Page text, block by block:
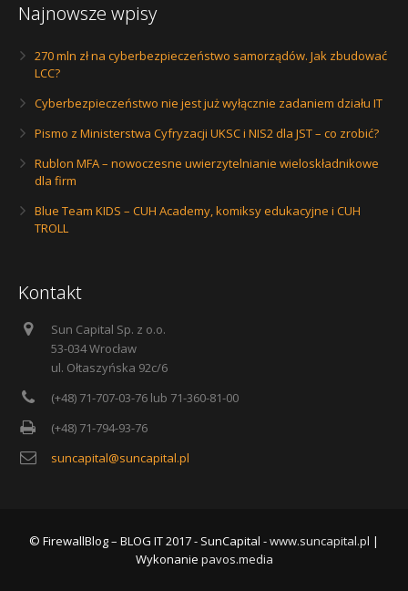
Najnowsze wpisy
270 mln zł na cyberbezpieczeństwo samorządów. Jak zbudować
LCC?
Cyberbezpieczeństwo nie jest już wyłącznie zadaniem działu IT
Pismo z Ministerstwa Cyfryzacji UKSC i NIS2 dla JST – co zrobić?
Rublon MFA – nowoczesne uwierzytelnianie wieloskładnikowe
dla firm
Blue Team KIDS – CUH Academy, komiksy edukacyjne i CUH
TROLL
Kontakt
Sun Capital Sp. z o.o.
53-034 Wrocław
ul. Ołtaszyńska 92c/6
(+48) 71-707-03-76 lub 71-360-81-00
(+48) 71-794-93-76
suncapital@suncapital.pl
© FirewallBlog – BLOG IT 2017 - SunCapital -www.suncapital.pl |
Wykonanie pavos.media